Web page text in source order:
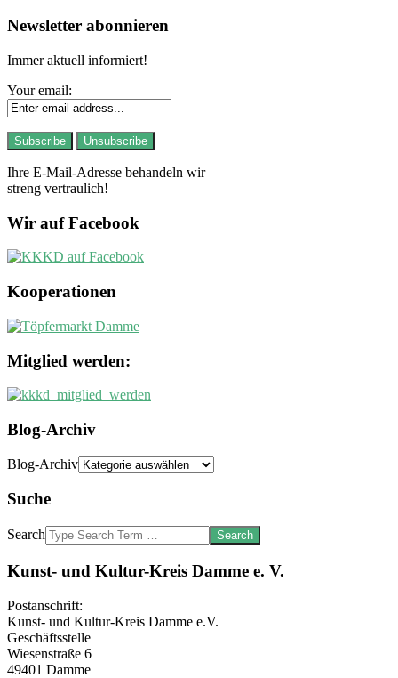
Newsletter abonnieren
Immer aktuell informiert!
Your email:
Ihre E-Mail-Adresse behandeln wir
streng vertraulich!
Wir auf Facebook
Kooperationen
Mitglied werden:
Blog-Archiv
Blog-Archiv
Suche
Search
Kunst- und Kultur-Kreis Damme e. V.
Postanschrift:
Kunst- und Kultur-Kreis Damme e.V.
Geschäftsstelle
Wiesenstraße 6
49401 Damme